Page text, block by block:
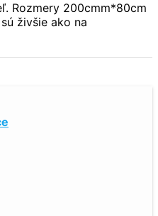
Rozmery 200cmm*80cm
živšie ako na